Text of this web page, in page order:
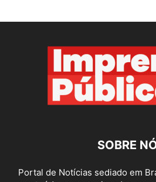
SOBRE
Portal de Notícias sediado em